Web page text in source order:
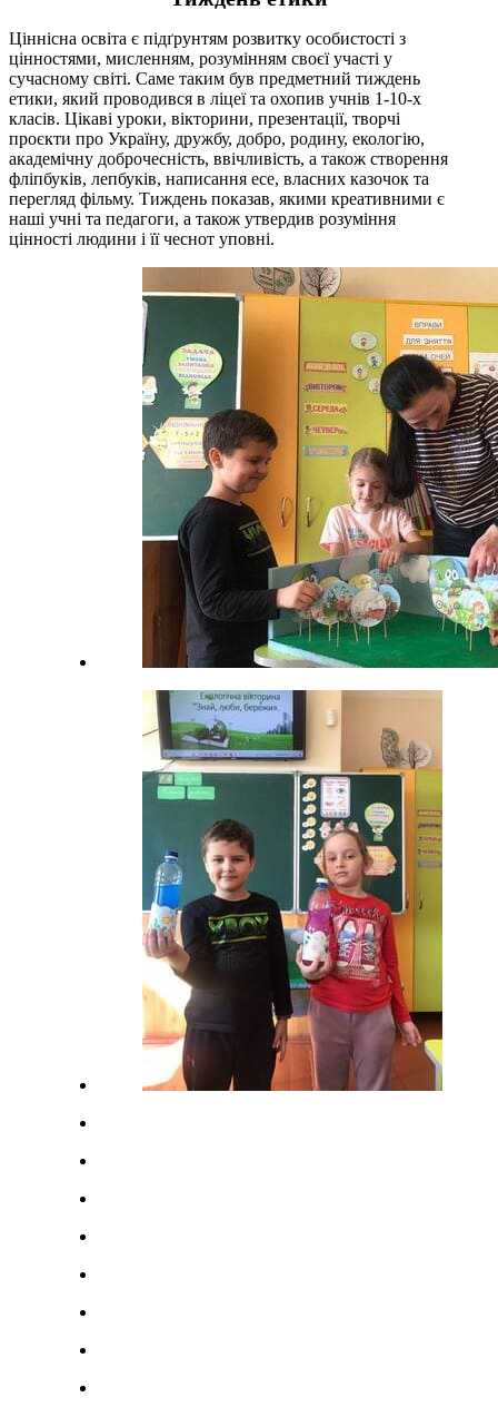
Ціннісна освіта є підґрунтям розвитку особистості з
цінностями, мисленням, розумінням своєї участі у
сучасному світі. Саме таким був предметний тиждень
етики, який проводився в ліцеї та охопив учнів 1-10-х
класів. Цікаві уроки, вікторини, презентації, творчі
проєкти про Україну, дружбу, добро, родину, екологію,
академічну доброчесність, ввічливість, а також створення
фліпбуків, лепбуків, написання есе, власних казочок та
перегляд фільму. Тиждень показав, якими креативними є
наші учні та педагоги, а також утвердив розуміння
цінності людини і її чеснот уповні.